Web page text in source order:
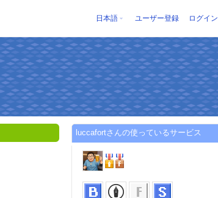
日本語 ユーザー登録 ログイン
luccafortさんの使っているサービス